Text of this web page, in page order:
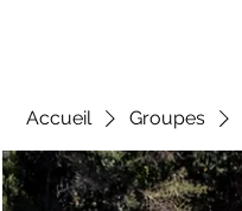
Accueil Groupes